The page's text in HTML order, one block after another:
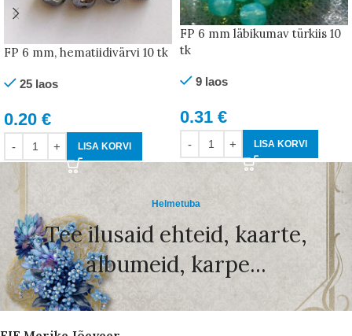
FP 6 mm, hematiidivärvi 10 tk
25 laos
0.20 €
LISA KORVI
FP 6 mm läbikumav türkiis 10
tk
9 laos
0.31 €
LISA KORVI
Helmetuba
Tee ilusaid ehteid, kaarte,
albumeid, karpe...